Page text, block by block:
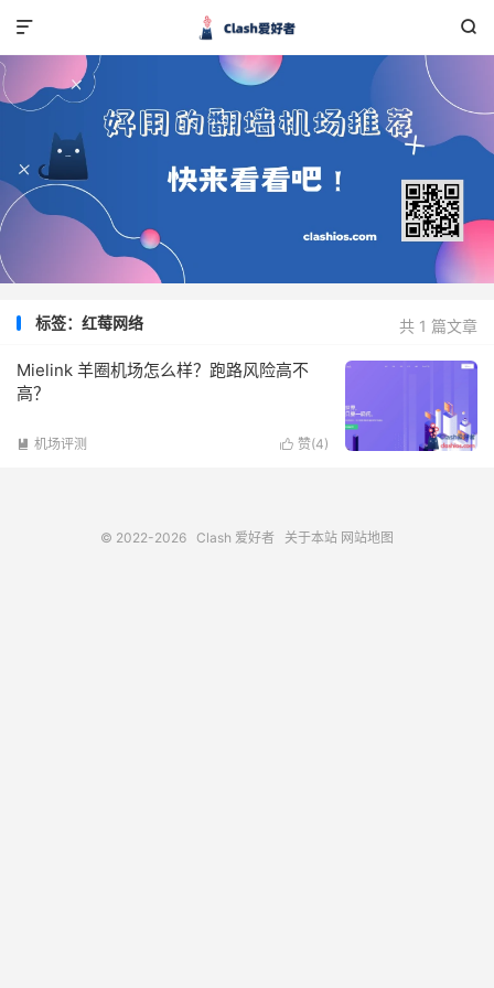


共 1 篇文章
标签：红莓网络
Mielink 羊圈机场怎么样？跑路风险高不
高？
 赞(4)
 机场评测
© 2022-2026 Clash 爱好者 关于本站 网站地图